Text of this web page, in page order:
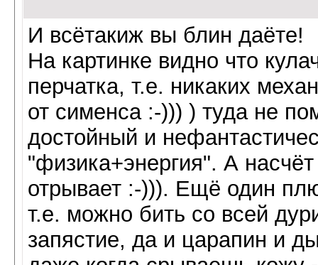
И всётакиж вы блин даёте!
На картинке видно что
перчатка, т.е. никаких
от сименса :-))) ) туда не
достойный и
"физика+энергия". А
отрывает :-))). Ещё один
т.е. можно бить со всей
запястие, да и царапин и